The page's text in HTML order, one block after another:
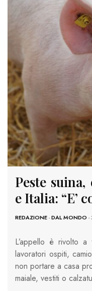
Peste
e Italia: “E’
REDAZIONE-DAL MONDO -
L’appello è rivolto
lavoratori ospiti,
non portare a casa
maiale, vestiti o